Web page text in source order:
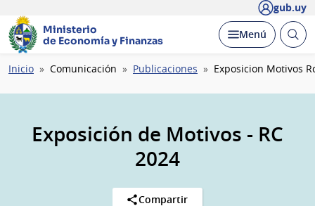
gub.uy
Ministerio
de Economía y Finanzas
Desplegar
Menú Abrir
Ruta
navegación
Inicio Comunicación Publicaciones Exposicion Motivos
Exposición de Motivos - RC
2024
Compartir